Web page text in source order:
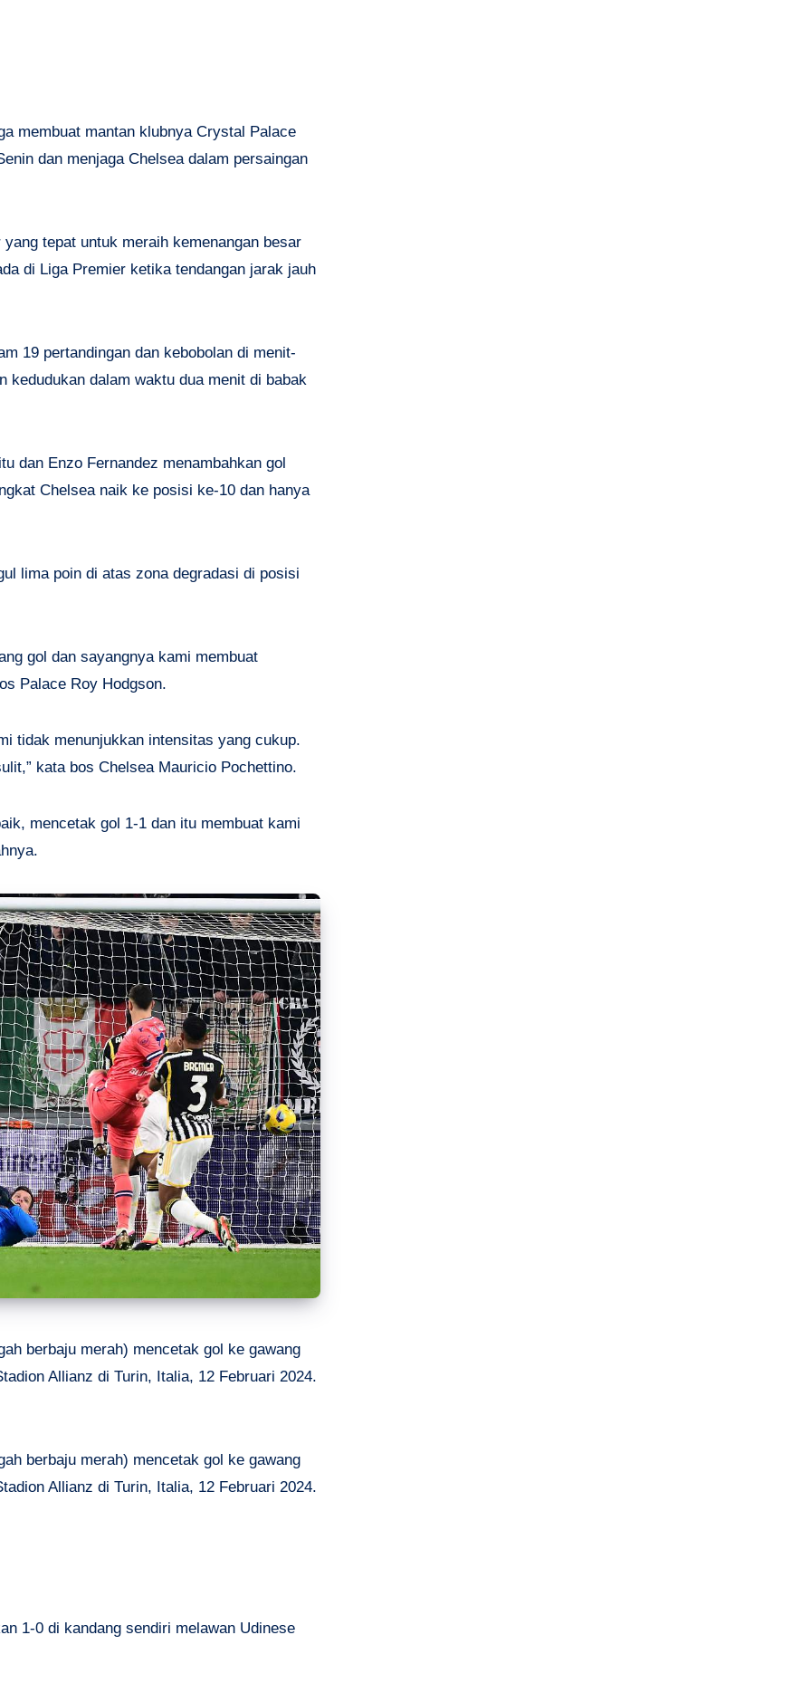
membuat mantan klubnya Crystal Palace
dan menjaga Chelsea dalam persaingan
tepat untuk meraih kemenangan besar
di Liga Premier ketika tendangan jarak jauh
19 pertandingan dan kebobolan di menit-
kedudukan dalam waktu dua menit di babak
dan Enzo Fernandez menambahkan gol
Chelsea naik ke posisi ke-10 dan hanya
lima poin di atas zona degradasi di posisi
gol dan sayangnya kami membuat
Palace Roy Hodgson.
tidak menunjukkan intensitas yang cukup.
kata bos Chelsea Mauricio Pochettino.
mencetak gol 1-1 dan itu membuat kami
berbaju merah) mencetak gol ke gawang
Allianz di Turin, Italia, 12 Februari 2024.
berbaju merah) mencetak gol ke gawang
Allianz di Turin, Italia, 12 Februari 2024.
1-0 di kandang sendiri melawan Udinese